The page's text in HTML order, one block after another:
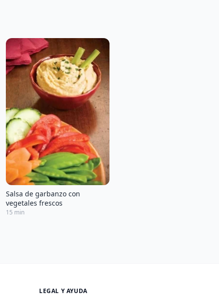
Salsa de garbanzo con
vegetales frescos
15 min
LEGAL Y AYUDA